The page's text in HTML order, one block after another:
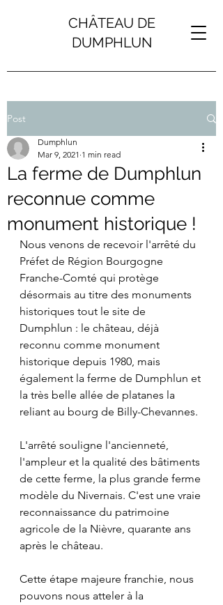
CHÂTEAU DE
DUMPHLUN
Post
La ferme de Dumphlun
reconnue comme
monument historique !
Dumphlun
Mar 9, 2021 1 min read
Nous venons de recevoir l'arrêté du
Préfet de Région Bourgogne
Franche-Comté qui protège
désormais au titre des monuments
historiques tout le site de
Dumphlun : le château, déjà
reconnu comme monument
historique depuis 1980, mais
également la ferme de Dumphlun et
la très belle allée de platanes la
reliant au bourg de Billy-Chevannes.
L'arrêté souligne l'ancienneté,
l'ampleur et la qualité des bâtiments
de cette ferme, la plus grande ferme
modèle du Nivernais. C'est une vraie
reconnaissance du patrimoine
agricole de la Nièvre, quarante ans
après le château.
Cette étape majeure franchie, nous
pouvons nous atteler à la